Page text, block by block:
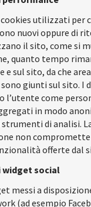
utilizzati per
nuovi oppure di
il sito, come si
quanto tempo
e sul sito, da che area
giunti sul sito. I
l’utente come
in modo
di analisi.
non compromette
offerte dal
widget social
messi a
(ad esempio